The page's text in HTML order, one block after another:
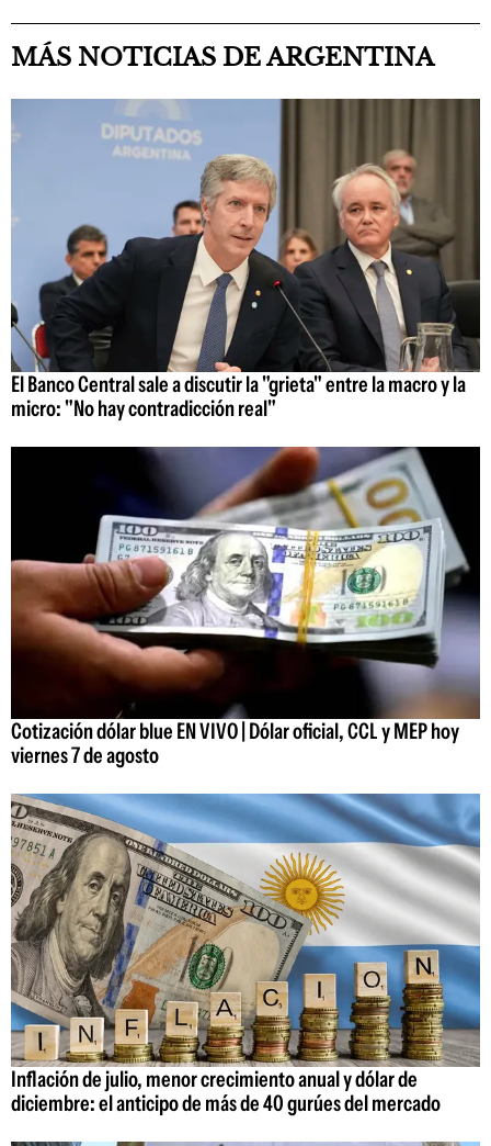
MÁS NOTICIAS DE ARGENTINA
El Banco Central sale a discutir la "grieta" entre la macro y la
micro: "No hay contradicción real"
Cotización dólar blue EN VIVO | Dólar oficial, CCL y MEP hoy
viernes 7 de agosto
Inflación de julio, menor crecimiento anual y dólar de
diciembre: el anticipo de más de 40 gurúes del mercado